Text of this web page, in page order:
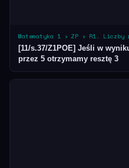
Matematyka 1 › ZP › R1. Liczby
[11/s.37/Z1POE] Jeśli w
przez 5 otrzymamy resztę 3